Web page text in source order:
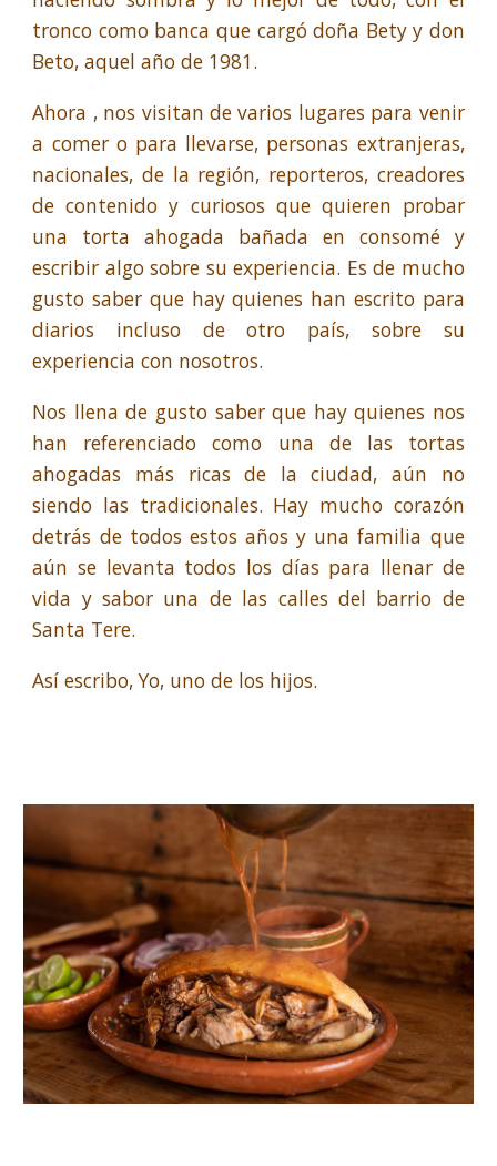
tronco como banca que cargó doña Bety y don
Beto, aquel año de 1981.
Ahora , nos visitan de varios lugares para venir
a comer o para llevarse, personas extranjeras,
nacionales, de la región, reporteros, creadores
de contenido y curiosos que quieren probar
una torta ahogada bañada en consomé y
escribir algo sobre su experiencia. Es de mucho
gusto saber que hay quienes han escrito para
diarios incluso de otro país, sobre su
experiencia con nosotros.
Nos llena de gusto saber que hay quienes nos
han referenciado como una de las tortas
ahogadas más ricas de la ciudad, aún no
siendo las tradicionales. Hay mucho corazón
detrás de todos estos años y una familia que
aún se levanta todos los días para llenar de
vida y sabor una de las calles del barrio de
Santa Tere.
Así escribo, Yo, uno de los hijos.